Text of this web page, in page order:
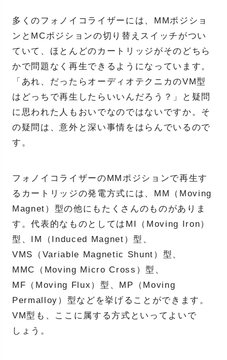
多くのフォノイコライザーには、MMポジショ
ンとMCポジションの切り替えスイッチがつい
ていて、ほとんどのカートリッジがそのどちら
かで問題なく再生できるようになっています。
「あれ、だったらオーディオテクニカのVM型
はどっちで再生したらいいんだろう？」と疑問
に思われた人もおいでなのではないですか。そ
の疑問は、意外と深い事情をはらんでいるので
す。
フォノイコライザーのMMポジションで再生す
るカートリッジの発電方式には、MM（Moving
Magnet）型の他にもたくさんのものがありま
す。代表的なものとしてはMI（Moving Iron）
型、IM（Induced Magnet）型、
VMS（Variable Magnetic Shunt）型、
MMC（Moving Micro Cross）型、
MF（Moving Flux）型、MP（Moving
Permalloy）型などを挙げることができます。
VM型も、ここに属する方式といってよいで
しょう。